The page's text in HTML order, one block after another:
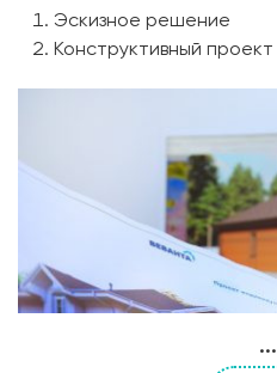
Эскизное решение
Конструктивный проект
...